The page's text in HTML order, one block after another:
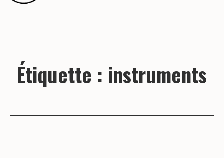
Étiquette : instruments